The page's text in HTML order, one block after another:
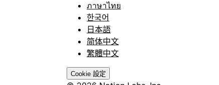
ภาษาไทย
한국어
日本語
简体中文
繁體中文
Cookie 設定